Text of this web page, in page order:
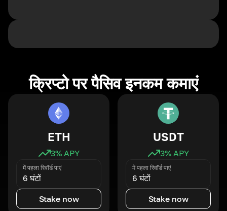
क्रिप्टो पर पैसिव इनकम कमाएं
ETH
3% APY
में पहला रिवॉर्ड पाएं
6 घंटों
Stake now
USDT
3% APY
में पहला रिवॉर्ड पाएं
6 घंटों
Stake now